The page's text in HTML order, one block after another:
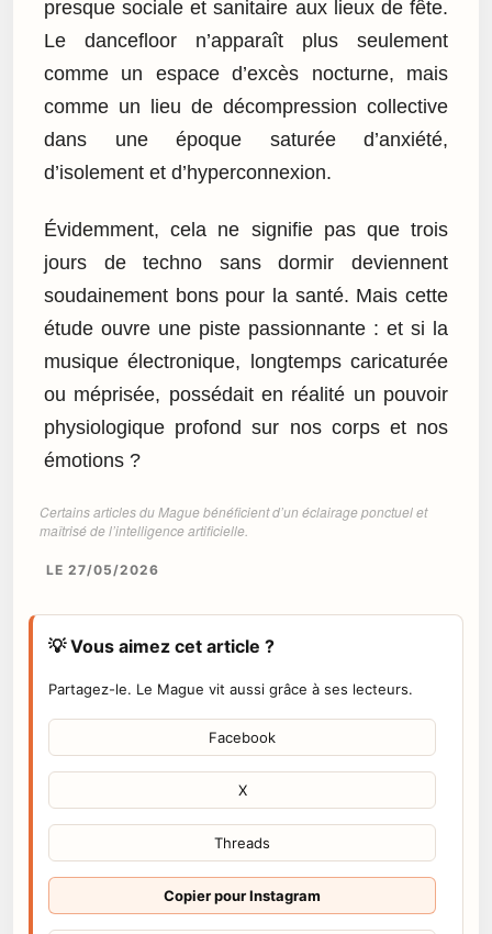
presque sociale et sanitaire aux lieux de fête.
Le dancefloor n’apparaît plus seulement
comme un espace d’excès nocturne, mais
comme un lieu de décompression collective
dans une époque saturée d’anxiété,
d’isolement et d’hyperconnexion.
Évidemment, cela ne signifie pas que trois
jours de techno sans dormir deviennent
soudainement bons pour la santé. Mais cette
étude ouvre une piste passionnante : et si la
musique électronique, longtemps caricaturée
ou méprisée, possédait en réalité un pouvoir
physiologique profond sur nos corps et nos
émotions ?
Certains articles du Mague bénéficient d’un éclairage ponctuel et
maîtrisé de l’intelligence artificielle.
LE 27/05/2026
💡 Vous aimez cet article ?
Partagez-le. Le Mague vit aussi grâce à ses lecteurs.
Facebook
X
Threads
Copier pour Instagram